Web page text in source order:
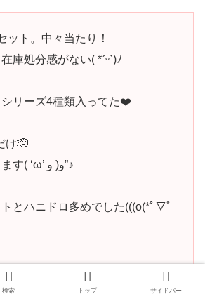
ット。中々当たり！
庫処分感がない( *ˊᵕˋ)ﾉ
リーズ4種類入ってた❤️
け🫡
奈々てゃに送ります( ‘ω’ و( و”♪
とハニドロ多めでした(((o(*ﾟ▽ﾟ
pic.twitter.com/QK3f80hs8R
検索 トップ サイドバー